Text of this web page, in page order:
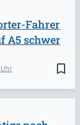
bookmark_border
Fahrer
A5 schwer